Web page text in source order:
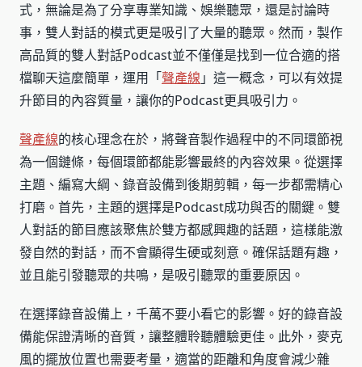
式，無論是為了分享專業知識、娛樂聽眾，還是討論時
事，雙人對話的模式更是吸引了大量的聽眾。然而，製作
高品質的雙人對話Podcast並不僅僅是找到一位合適的搭
檔聊天這麼簡單，運用「聲產線 」這一概念，可以有效提
升節目的內容質量，讓你的Podcast更具吸引力。
聲產線的核心理念在於，將聲音製作過程中的不同環節視
為一個鏈條，每個環節都能影響最終的內容效果。從選擇
主題、編寫大綱、錄音設備到後期剪輯，每一步都需精心
打磨。首先，主題的選擇是Podcast成功與否的關鍵。雙
人對話的節目應該聚焦於雙方都感興趣的話題，這樣能激
發自然的對話，而不會顯得生硬或刻意。確保話題有趣，
並且能引發聽眾的共鳴，是吸引聽眾的重要原因。
在選擇錄音設備上，千萬不要小看它的影響。好的錄音設
備能保證清晰的音質，讓整體聆聽體驗更佳。此外，麥克
風的擺放位置也需要考量，適當的距離和角度會減少雜